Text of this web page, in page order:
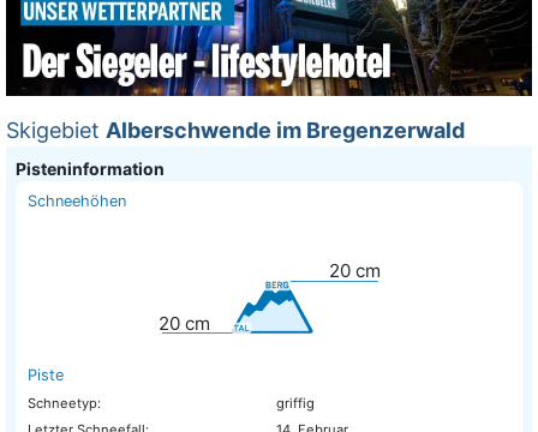
Skigebiet Alberschwende im Bregenzerwald
Pisteninformation
Schneehöhen
20 cm
20 cm
Piste
Schneetyp:
griffig